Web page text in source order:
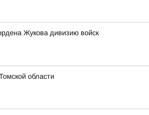
Жукова дивизию войск
области